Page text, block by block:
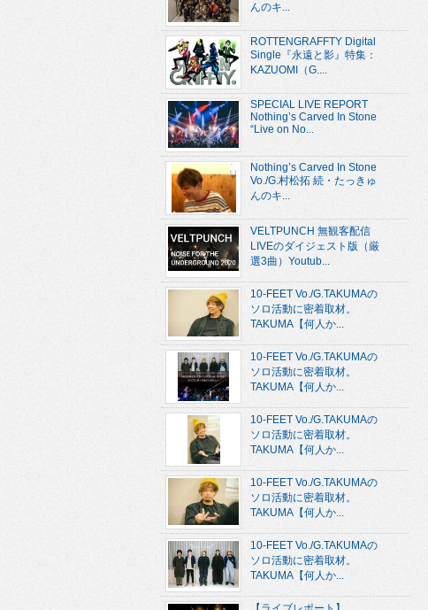
んのキ...
ROTTENGRAFFTY Digital
Single『永遠と影』特集：
KAZUOMI（G....
SPECIAL LIVE REPORT
Nothing’s Carved In Stone
“Live on No...
Nothing’s Carved In Stone
Vo./G.村松拓 続・たっきゅ
んのキ...
VELTPUNCH 無観客配信
LIVEのダイジェスト版（厳
選3曲）Youtub...
10-FEET Vo./G.TAKUMAの
ソロ活動に密着取材。
TAKUMA【何人か...
10-FEET Vo./G.TAKUMAの
ソロ活動に密着取材。
TAKUMA【何人か...
10-FEET Vo./G.TAKUMAの
ソロ活動に密着取材。
TAKUMA【何人か...
10-FEET Vo./G.TAKUMAの
ソロ活動に密着取材。
TAKUMA【何人か...
10-FEET Vo./G.TAKUMAの
ソロ活動に密着取材。
TAKUMA【何人か...